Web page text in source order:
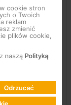
cookie stron
o Twoich
reklam
zmienić
plików cookie,
naszą Polityką
Odrzucać